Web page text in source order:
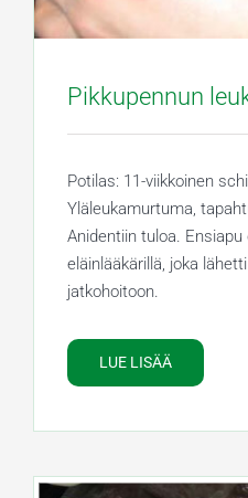
Pikkupennun
Potilas: 11-viikkoinen
Yläleukamurtuma,
Anidentiin tuloa.
eläinlääkärillä, joka
jatkohoitoon.
LUE LISÄÄ